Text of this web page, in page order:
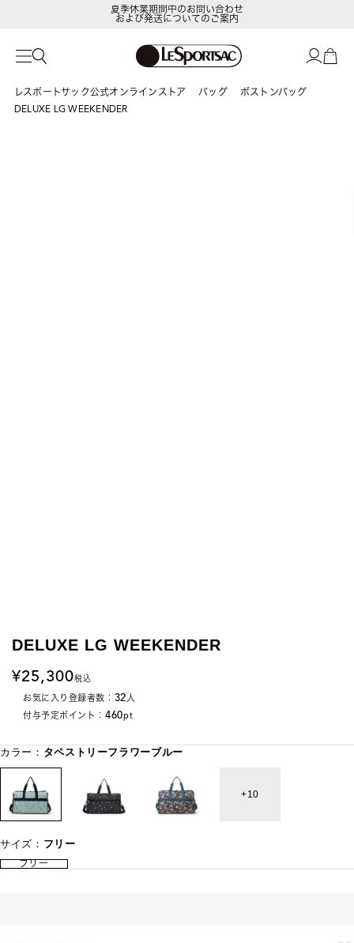
夏季休業期間中のお問い合わせ
および発送についてのご案内
レスポートサック公式オンラインストア バッグ
ボストンバッグ
DELUXE LG WEEKENDER
DELUXE LG WEEKENDER
25,300税込
お気に入り登録者数： 32人
付与予定ポイント： 460pt
カラー： タペストリーフラワーブルー
10
サイズ： フリー
フリー